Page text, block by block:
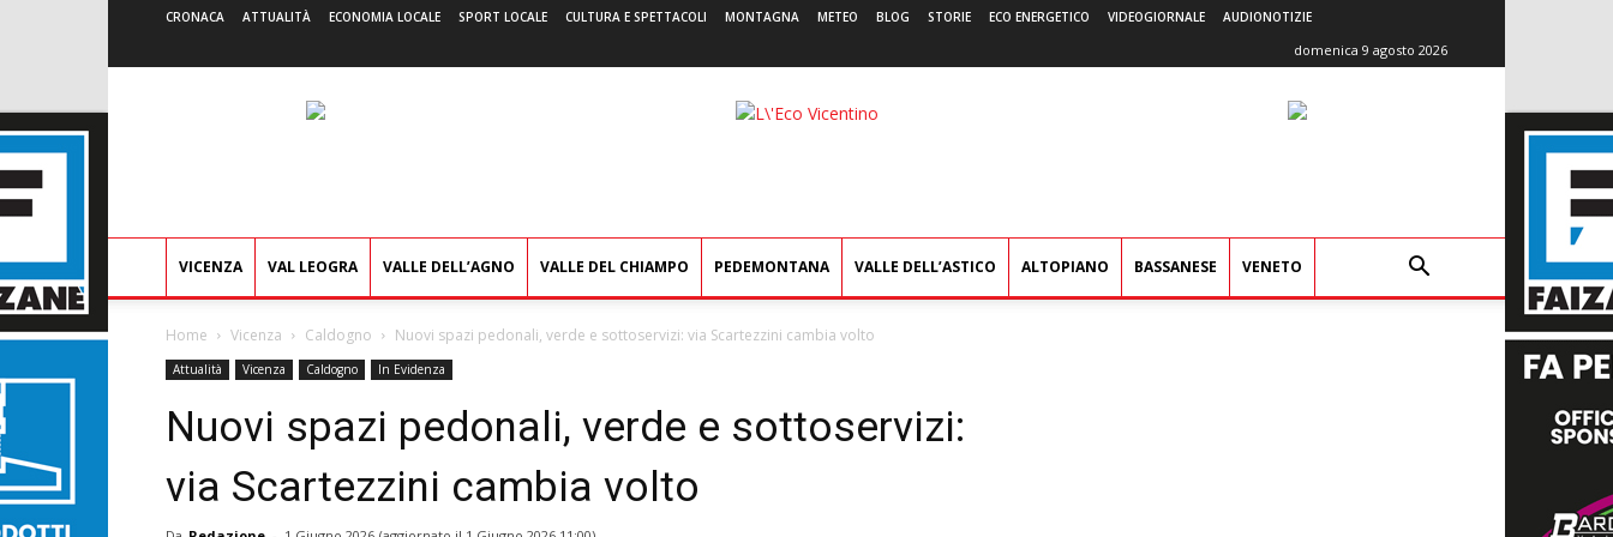
CRONACA ATTUALITÀ ECONOMIA LOCALE SPORT LOCALE CULTURA E SPETTACOLI MONTAGNA METEO BLOG STORIE ECO ENERGETICO VIDEOGIORNALE AUDIONOTIZIE
domenica 9 agosto 2026
L'Eco
VICENZA VAL LEOGRA VALLE DELL’AGNO VALLE DEL CHIAMPO PEDEMONTANA VALLE DELL’ASTICO ALTOPIANO BASSANESE VENETO
Home Vicenza Caldogno Nuovi spazi pedonali, verde e sottoservizi: via Scartezzini cambia volto
Attualità Vicenza Caldogno In Evidenza
Nuovi spazi pedonali, verde e sottoservizi:
via Scartezzini cambia volto